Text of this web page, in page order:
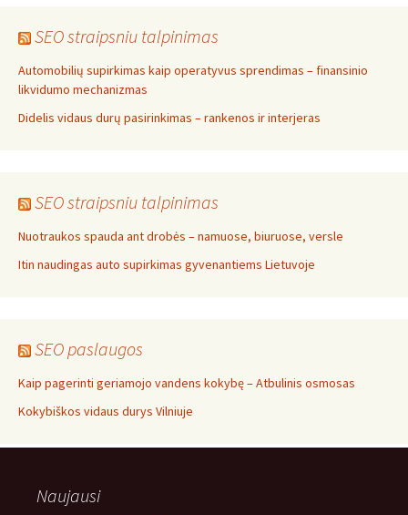
SEO straipsniu talpinimas
Automobilių supirkimas kaip operatyvus sprendimas – finansinio
likvidumo mechanizmas
Didelis vidaus durų pasirinkimas – rankenos ir interjeras
SEO straipsniu talpinimas
Nuotraukos spauda ant drobės – namuose, biuruose, versle
Itin naudingas auto supirkimas gyvenantiems Lietuvoje
SEO paslaugos
Kaip pagerinti geriamojo vandens kokybę – Atbulinis osmosas
Kokybiškos vidaus durys Vilniuje
Naujausi